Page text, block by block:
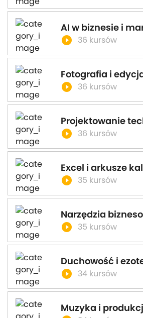
AI w biznesie i
play_circle_filled 36 kursów
Fotografia i
play_circle_filled 36 kursów
Projektowanie
play_circle_filled 36 kursów
Excel i arkusze
play_circle_filled 35 kursów
Narzędzia
play_circle_filled 35 kursów
Duchowość i
play_circle_filled 34 kursów
Muzyka i